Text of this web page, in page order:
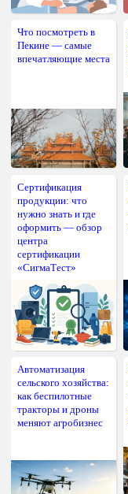
Что посмотреть в
Пекине — самые
впечатляющие места
Сертификация
продукции: что
нужно знать и где
оформить — обзор
центра
сертификации
«СигмаТест»
Автоматизация
сельского хозяйства:
как беспилотные
тракторы и дроны
меняют агробизнес